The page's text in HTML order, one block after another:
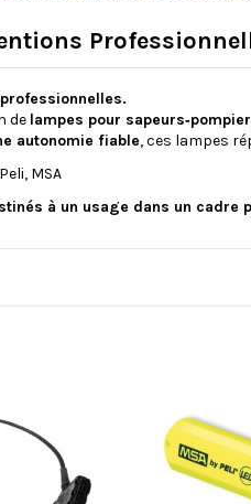
de lampes pour
autonomie fiable, ces lampes
Peli, MSA
à un usage dans un cadre